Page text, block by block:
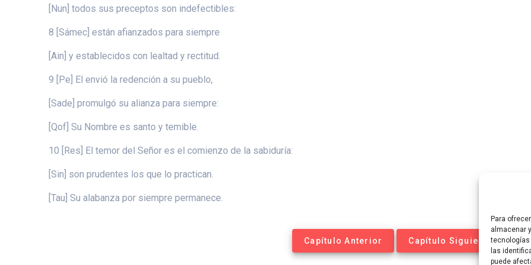
Para
almacenar
tecnologías
las
puede
[Nun] todos sus preceptos son indefectibles:
8 [Sámec] están afianzados para siempre
[Ain] y establecidos con lealtad y rectitud.
9 [Pe] El envió la redención a su pueblo,
[Sade] promulgó su alianza para siempre:
[Qof] Su Nombre es santo y temible.
10 [Res] El temor del Señor es el comienzo de la sabiduría:
[Sin] son prudentes los que lo practican.
[Tau] Su alabanza por siempre permanece.
Capítulo Anterior Capítulo Siguiente